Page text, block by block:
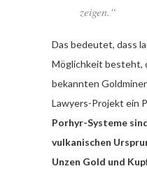
zeigen.“
Das bedeutet, dass
Möglichkeit besteht,
bekannten
Lawyers-Projekt ein
Porhyr-Systeme
vulkanischen
Unzen Gold und